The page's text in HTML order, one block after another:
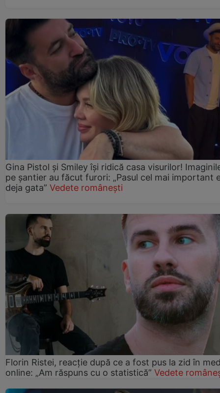
Gina Pistol și Smiley își ridică casa visurilor!
pe șantier au făcut furori: „Pasul cel mai important
deja gata” Vedete românești
Florin Ristei, reacție după ce a fost pus la zid în
online: „Am răspuns cu o statistică” Vedete